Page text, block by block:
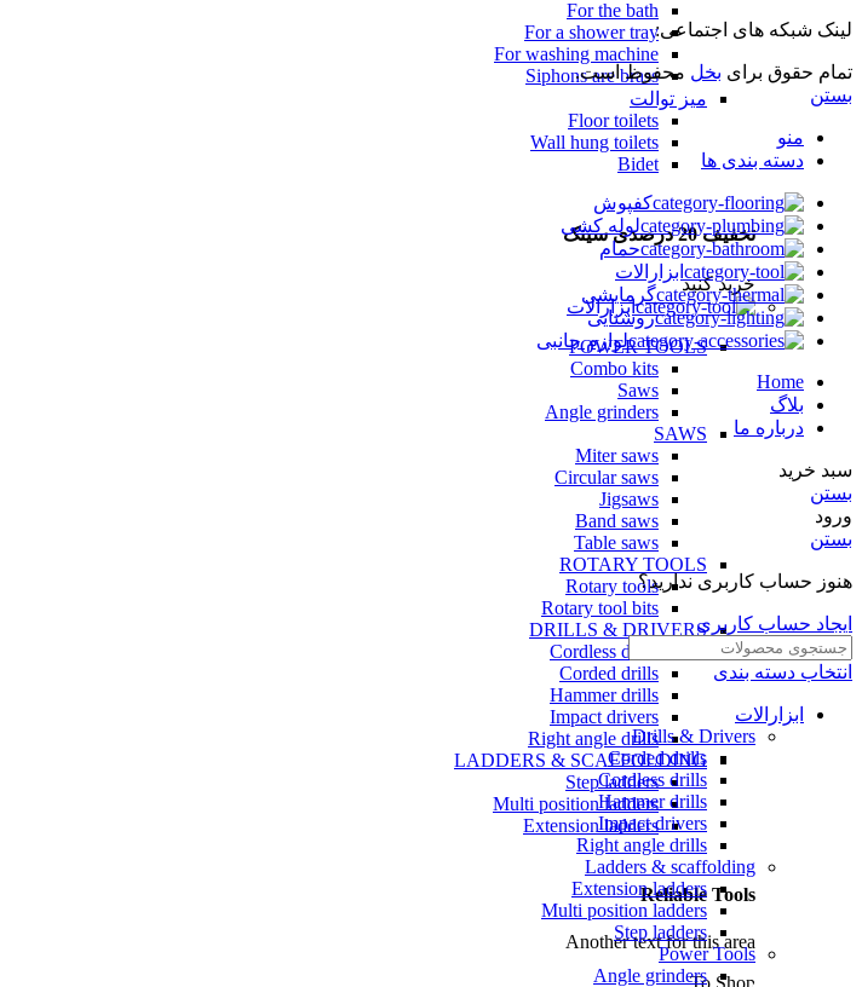
For the bath
For a shower tray
For washing machine
Siphons are brass
میز توالت
Floor toilets
Wall hung toilets
Bidet
تخفیف 20 درصدی سینک
خرید کنید
ابزارالات
POWER TOOLS
Combo kits
Saws
Angle grinders
SAWS
Miter saws
Circular saws
Jigsaws
Band saws
Table saws
ROTARY TOOLS
Rotary tools
Rotary tool bits
DRILLS & DRIVERS
Cordless drills
Corded drills
Hammer drills
Impact drivers
Right angle drills
LADDERS & SCAFFOLDING
Step ladders
Multi position ladders
Extension ladders
Reliable Tools
Another text for this area
لینک شبکه های اجتماعی:
تمام حقوق برای بخل محفوظ است.
بستن
منو
دسته بندی ها
کفپوش
لوله کشی
حمام
ابزارالات
گرمایشی
روشنایی
لوازم جانبی
Home
بلاگ
درباره ما
سبد خرید
بستن
ورود
بستن
هنوز حساب کاربری ندارید؟
ایجاد حساب کاربری
انتخاب دسته بندی
ابزارالات
Drills & Drivers
Corded drills
Cordless drills
Hammer drills
Impact drivers
Right angle drills
Ladders & scaffolding
Extension ladders
Multi position ladders
Step ladders
Power Tools
Angle grinders